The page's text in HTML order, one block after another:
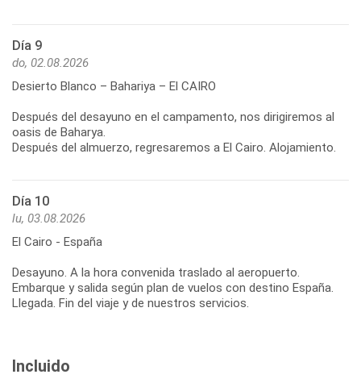
Día 9
do, 02.08.2026
Desierto Blanco – Bahariya – El CAIRO
Después del desayuno en el campamento, nos dirigiremos al
oasis de Baharya.
Después del almuerzo, regresaremos a El Cairo. Alojamiento.
Día 10
lu, 03.08.2026
El Cairo - España
Desayuno. A la hora convenida traslado al aeropuerto.
Embarque y salida según plan de vuelos con destino España.
Llegada. Fin del viaje y de nuestros servicios.
Incluido